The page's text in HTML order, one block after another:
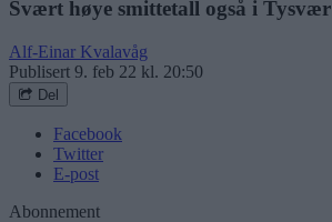
Svært høye smittetall også i Tysvær
Alf-Einar Kvalavåg
Publisert 9. feb 22 kl. 20:50
Del
Facebook
Twitter
E-post
Abonnement